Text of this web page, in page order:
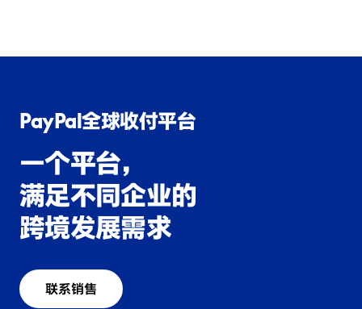
PayPal全球收付平台
一个平台，
满足不同企业的
跨境发展需求
联系销售